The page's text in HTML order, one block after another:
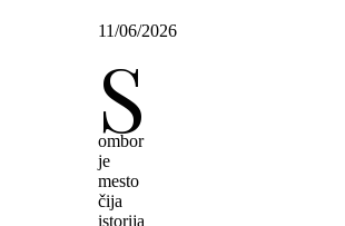
11/06/2026
S
ombor
je
mesto
čija
istorija